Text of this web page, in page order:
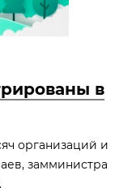
в
организаций и
замминистра